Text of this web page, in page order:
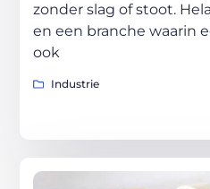
zonder slag of stoot.
en een branche waarin
ook
Industrie